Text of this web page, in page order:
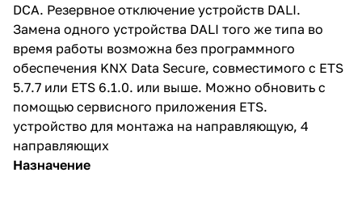
DCA. Резервное отключение устройств DALI.
Замена одного устройства DALI того же типа во
время работы возможна без программного
обеспечения KNX Data Secure, совместимого с ETS
5.7.7 или ETS 6.1.0. или выше. Можно обновить с
помощью сервисного приложения ETS.
устройство для монтажа на направляющую, 4
направляющих
Назначение